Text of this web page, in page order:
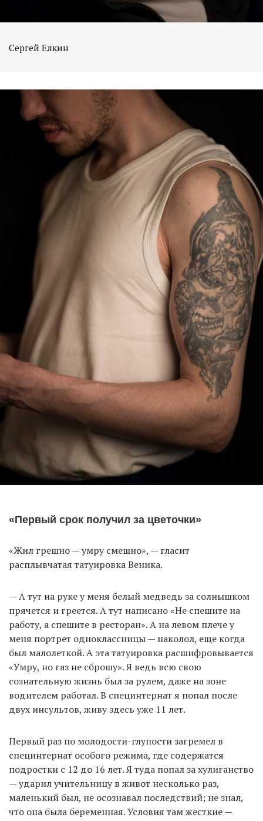
Сергей Елкин
«Первый срок получил за цветочки»
«Жил грешно — умру смешно», — гласит
расплывчатая татуировка Веника.
— А тут на руке у меня белый медведь за солнышком
прячется и греется. А тут написано «Не спешите на
работу, а спешите в ресторан». А на левом плече у
меня портрет одноклассницы — наколол, еще когда
был малолеткой. А эта татуировка расшифровывается
«Умру, но газ не сброшу». Я ведь всю свою
сознательную жизнь был за рулем, даже на зоне
водителем работал. В специнтернат я попал после
двух инсультов, живу здесь уже 11 лет.
Первый раз по молодости-глупости загремел в
специнтернат особого режима, где содержатся
подростки с 12 до 16 лет. Я туда попал за хулиганство
— ударил учительницу в живот несколько раз,
маленький был, не осознавал последствий; не знал,
что она была беременная. Условия там жесткие —